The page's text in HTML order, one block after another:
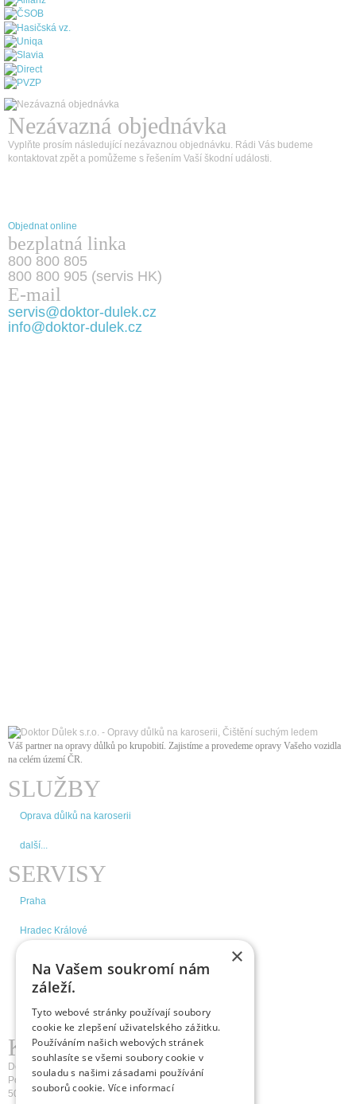
Nezávazná objednávka
Vyplňte prosím následující nezávaznou objednávku. Rádi Vás budeme
kontaktovat zpět a pomůžeme s řešením Vaší škodní události.
Objednat online
bezplatná linka
800 800 805
800 800 905 (servis HK)
E-mail
servis@doktor-dulek.cz
info@doktor-dulek.cz
Váš partner na opravy důlků po krupobití. Zajistíme a provedeme opravy Vašeho vozidla
na celém území ČR.
SLUŽBY
Oprava důlků na karoserii
další...
SERVISY
Praha
Hradec Králové
České Budějovice
další...
KDE NÁS NAJDETE
Doktor Důlek s.r.o.
Pospíšilova 1236/18a
500 03 Hradec Králové
×
Na Vašem soukromí nám
záleží.
Tyto webové stránky používají soubory
cookie ke zlepšení uživatelského zážitku.
Používáním našich webových stránek
souhlasíte se všemi soubory cookie v
souladu s našimi zásadami používání
souborů cookie. Více informací